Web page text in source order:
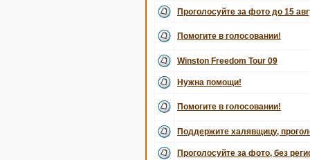
Проголосуйте за фото до 15
Помогите в голосовании!
Winston Freedom Tour 09
Нужна помощи!
Помогите в голосовании!
Поддержите халявщицу,
Проголосуйте за фото, без